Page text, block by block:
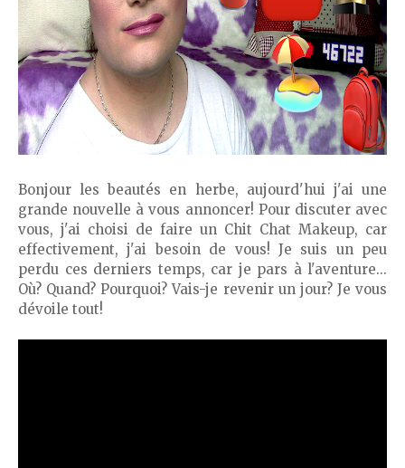
Bonjour les beautés en herbe, aujourd'hui j'ai une
grande nouvelle à vous annoncer! Pour discuter avec
vous, j'ai choisi de faire un Chit Chat Makeup, car
effectivement, j'ai besoin de vous! Je suis un peu
perdu ces derniers temps, car je pars à l'aventure...
Où? Quand? Pourquoi? Vais-je revenir un jour? Je vous
dévoile tout!